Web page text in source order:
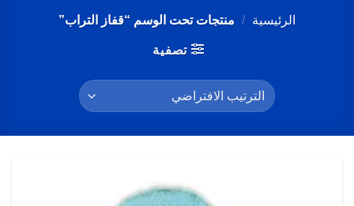
الرئيسية / منتجات تحت الوسم “قفاز التراب”
تصفية